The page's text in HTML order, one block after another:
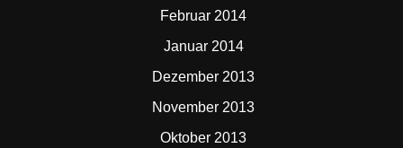
Februar 2014
Januar 2014
Dezember 2013
November 2013
Oktober 2013